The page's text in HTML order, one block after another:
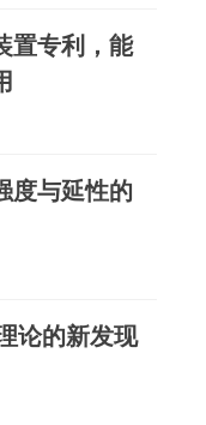
置专利，能
度与延性的
论的新发现